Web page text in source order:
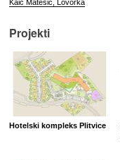
Kaić Matešić, Lovorka
Projekti
Hotelski kompleks Plitvice